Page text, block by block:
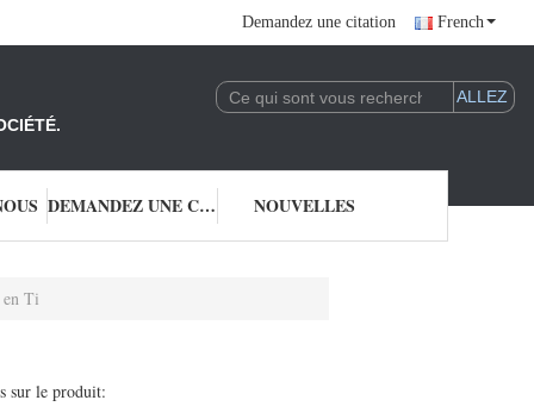
Demandez une citation French
DEMANDEZ UNE CITATION NOUVELLES
Ti
sur le produit: